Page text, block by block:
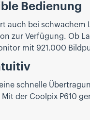
Bedienung
auch bei
zur Verfügung. Ob
mit 921.000
schnelle
der Coolpix P610